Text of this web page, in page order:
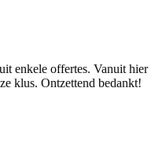
enkele offertes. Vanuit hier
klus. Ontzettend bedankt!